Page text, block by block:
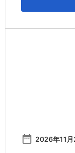
date_range 2026年11